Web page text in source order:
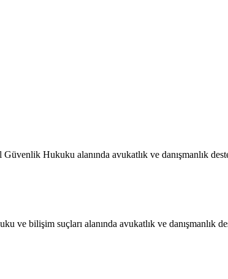
Hukuku alanında avukatlık ve danışmanlık
bilişim suçları alanında avukatlık ve danışmanlık